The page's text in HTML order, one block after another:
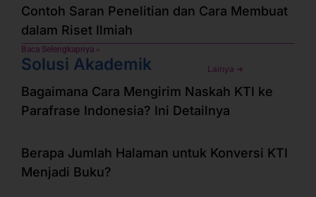
Contoh Saran Penelitian dan Cara Membuat
dalam Riset Ilmiah
Baca Selengkapnya »
Solusi Akademik Lainya ➜
Bagaimana Cara Mengirim Naskah KTI ke
Parafrase Indonesia? Ini Detailnya
Berapa Jumlah Halaman untuk Konversi KTI
Menjadi Buku?